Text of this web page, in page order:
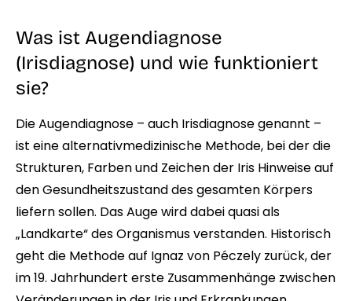
Was ist Augendiagnose
(Irisdiagnose) und wie funktioniert
sie?
Die Augendiagnose – auch Irisdiagnose genannt –
ist eine alternativmedizinische Methode, bei der die
Strukturen, Farben und Zeichen der Iris Hinweise auf
den Gesundheitszustand des gesamten Körpers
liefern sollen. Das Auge wird dabei quasi als
„Landkarte“ des Organismus verstanden. Historisch
geht die Methode auf Ignaz von Péczely zurück, der
im 19. Jahrhundert erste Zusammenhänge zwischen